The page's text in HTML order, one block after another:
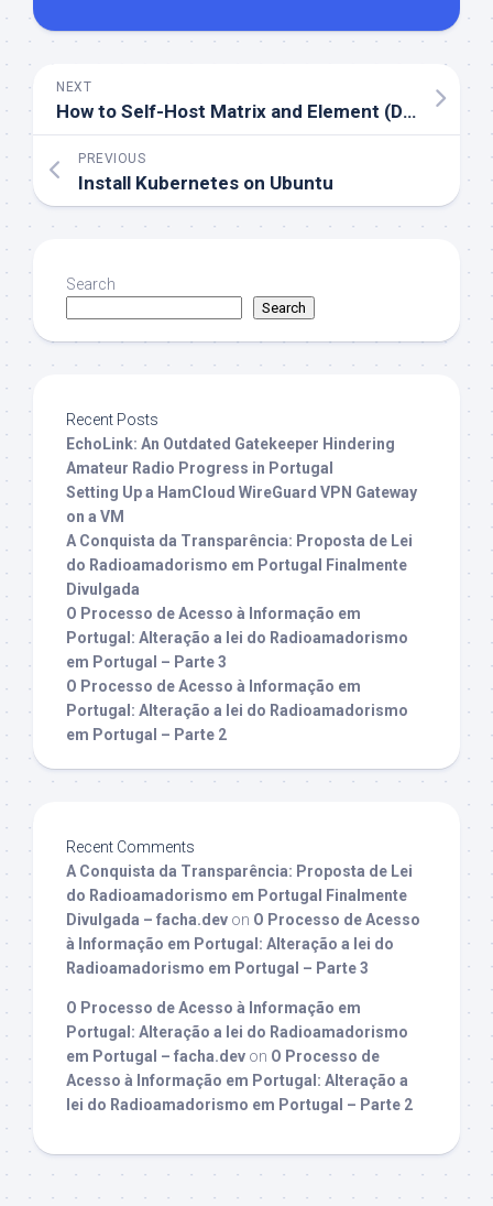
NEXT
How to Self-Host Matrix and Element (Docker Compose)
PREVIOUS
Install Kubernetes on Ubuntu
Search
Search
Recent Posts
EchoLink: An Outdated Gatekeeper Hindering
Amateur Radio Progress in Portugal
Setting Up a HamCloud WireGuard VPN Gateway
on a VM
A Conquista da Transparência: Proposta de Lei
do Radioamadorismo em Portugal Finalmente
Divulgada
O Processo de Acesso à Informação em
Portugal: Alteração a lei do Radioamadorismo
em Portugal – Parte 3
O Processo de Acesso à Informação em
Portugal: Alteração a lei do Radioamadorismo
em Portugal – Parte 2
Recent Comments
A Conquista da Transparência: Proposta de Lei
do Radioamadorismo em Portugal Finalmente
Divulgada – facha.dev on O Processo de Acesso
à Informação em Portugal: Alteração a lei do
Radioamadorismo em Portugal – Parte 3
O Processo de Acesso à Informação em
Portugal: Alteração a lei do Radioamadorismo
em Portugal – facha.dev on O Processo de
Acesso à Informação em Portugal: Alteração a
lei do Radioamadorismo em Portugal – Parte 2